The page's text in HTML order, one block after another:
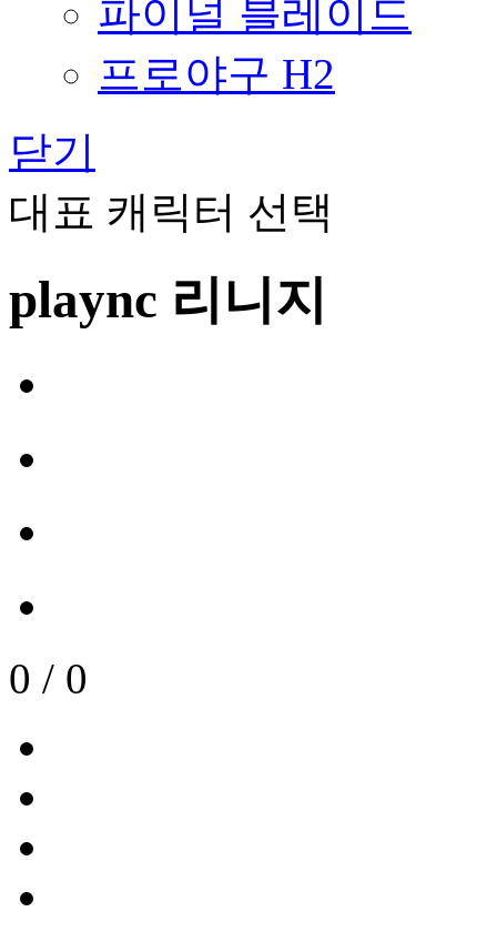
파이널 블레이드
프로야구 H2
닫기
대표 캐릭터 선택
plaync 리니지
0 / 0